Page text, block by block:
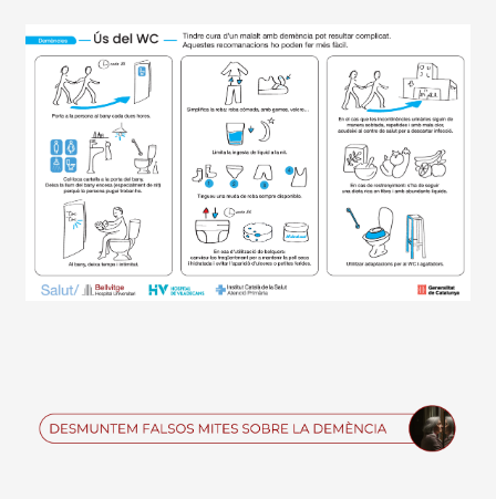
Imagen
Imagen